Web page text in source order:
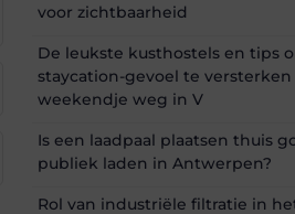
voor zichtbaarheid
De leukste kusthostels en tips
staycation-gevoel te
weekendje weg in V
Is een laadpaal plaatsen thuis
publiek laden in Antwerpen?
Rol van industriële filtratie in